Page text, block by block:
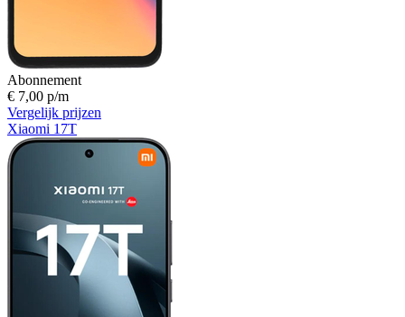
Abonnement
€ 7,00 p/m
Vergelijk prijzen
Xiaomi 17T